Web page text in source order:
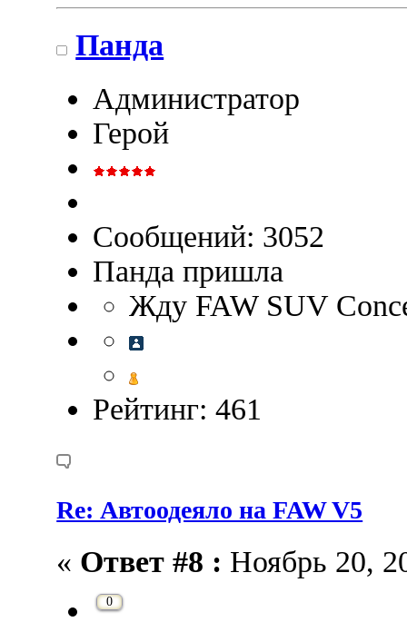
Панда
Администратор
Герой
Сообщений: 3052
Панда пришла
Жду FAW SUV
Рейтинг: 461
Re: Автоодеяло на FAW V5
« Ответ #8 : Ноябрь 20,
0